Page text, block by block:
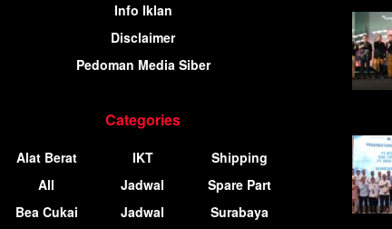
Info Iklan
Disclaimer
Pedoman Media Siber
Categories
Alat Berat
All
Bea Cukai
IKT
Jadwal
Jadwal
Shipping
Spare Part
Surabaya